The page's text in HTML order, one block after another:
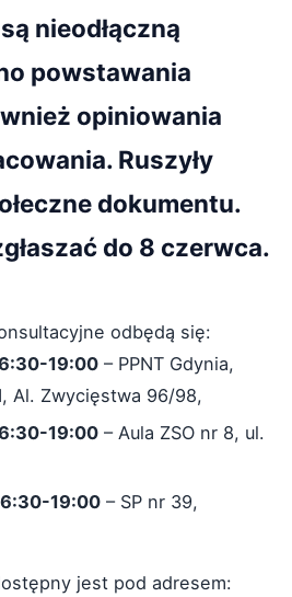
nieodłączną
powstawania
opiniowania
Ruszyły
dokumentu.
do 8 czerwca.
odbędą się:
19:00 – PPNT Gdynia,
Al. Zwycięstwa 96/98,
19:00 – Aula ZSO nr 8, ul.
19:00 – SP nr 39,
jest pod adresem: